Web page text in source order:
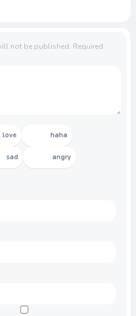
not be published. Required
love haha
sad angry